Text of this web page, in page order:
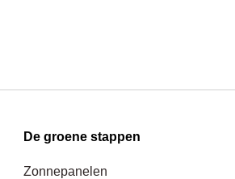
De groene stappen
Zonnepanelen